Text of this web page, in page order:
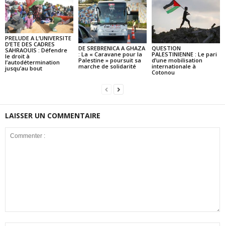
PRELUDE A L’UNIVERSITE
D’ETE DES CADRES
SAHRAOUIS : Défendre
le droit à
l’autodétermination
jusqu’au bout
DE SREBRENICA A GHAZA
: La « Caravane pour la
Palestine » poursuit sa
marche de solidarité
QUESTION
PALESTINIENNE : Le pari
d’une mobilisation
internationale à
Cotonou
LAISSER UN COMMENTAIRE